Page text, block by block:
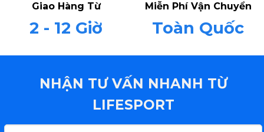
Giao Hàng Từ
2 - 12 Giờ
Miễn Phí Vận Chuyển
Toàn Quốc
NHẬN TƯ VẤN NHANH TỪ
LIFESPORT